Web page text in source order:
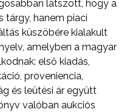
látszott, hogy a
tárgy, hanem piaci
küszöbére kialakult
amelyben a magyar
első kiadás,
proveniencia,
és leütési ár együtt
valóban aukciós